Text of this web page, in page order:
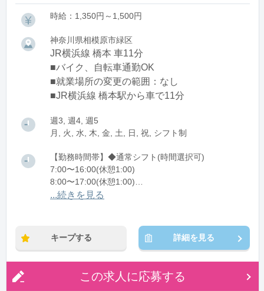
時給：1,350円～1,500円
神奈川県相模原市緑区
JR横浜線 橋本 車11分
■バイク、自転車通勤OK
■就業場所の変更の範囲：なし
■JR横浜線 橋本駅から車で11分
週3, 週4, 週5
月, 火, 水, 木, 金, 土, 日, 祝, シフト制
【勤務時間帯】◆通常シフト(時間選択可)
7:00〜16:00(休憩1:00)
8:00〜17:00(休憩1:00)
12:00〜21:00(休憩1:00)
...続きを見る
キープする 詳細を見る
この求人に応募する